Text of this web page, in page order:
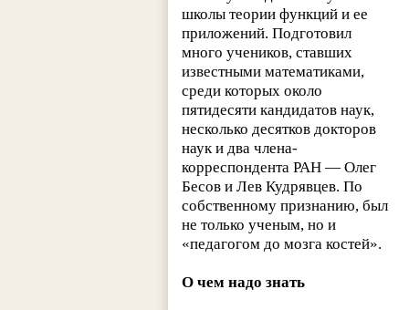
школы теории функций и ее
приложений. Подготовил
много учеников, ставших
известными математиками,
среди которых около
пятидесяти кандидатов наук,
несколько десятков докторов
наук и два члена-
корреспондента РАН — Олег
Бесов и Лев Кудрявцев. По
собственному признанию, был
не только ученым, но и
«педагогом до мозга костей».
О чем надо знать